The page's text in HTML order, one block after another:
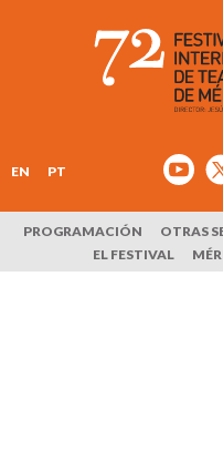
EN PT
PROGRAMACIÓN OTRAS
EL FESTIVAL